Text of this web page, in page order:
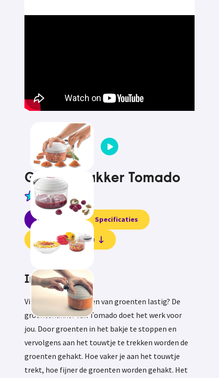
Groentehakker Tomado
4.8
Informatie Specificaties
Beoordelingen (1)
Informatie
Vind jij het zelf hakken van groenten lastig? De
groentehakker van Tomado doet het werk voor
jou. Door groenten in het bakje te stoppen en
vervolgens aan het touwtje te trekken worden de
groenten gehakt. Hoe vaker je aan het touwtje
trekt, hoe fijner de groenten worden gehakt. Het